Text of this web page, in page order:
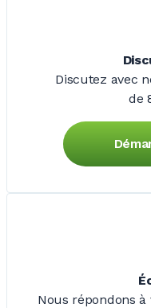
Discutez avec
de
Nous répondons